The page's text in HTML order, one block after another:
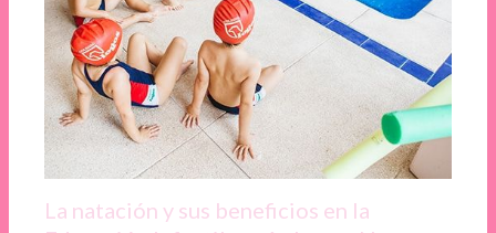
La natación y sus beneficios en la